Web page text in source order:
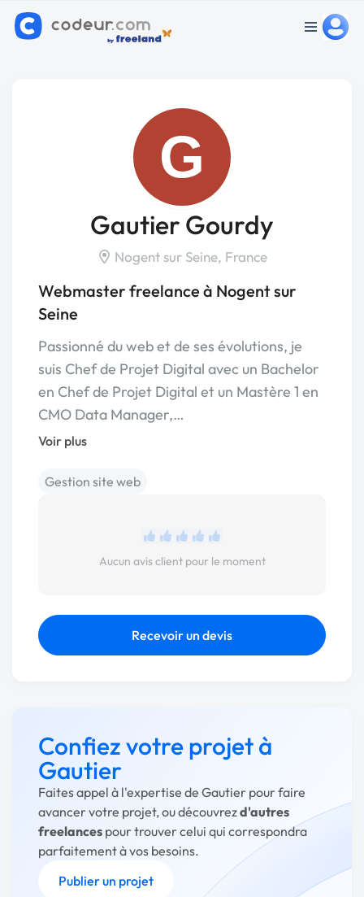
G
Gautier Gourdy
Nogent sur Seine, France
Webmaster freelance à Nogent sur
Seine
Passionné du web et de ses évolutions, je
suis Chef de Projet Digital avec un Bachelor
en Chef de Projet Digital et un Mastère 1 en
CMO Data Manager,…
Voir plus
Gestion site web
Aucun avis client pour le moment
Recevoir un devis
Confiez votre projet à
Gautier
Faites appel à l'expertise de Gautier pour faire
avancer votre projet, ou découvrezd'autres
freelances pour trouver celui qui correspondra
parfaitement à vos besoins.
Publier un projet